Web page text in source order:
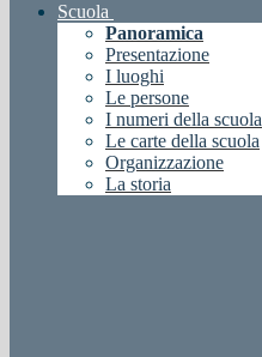
Scuola
Panoramica
Presentazione
I luoghi
Le persone
I numeri della scuola
Le carte della scuola
Organizzazione
La storia